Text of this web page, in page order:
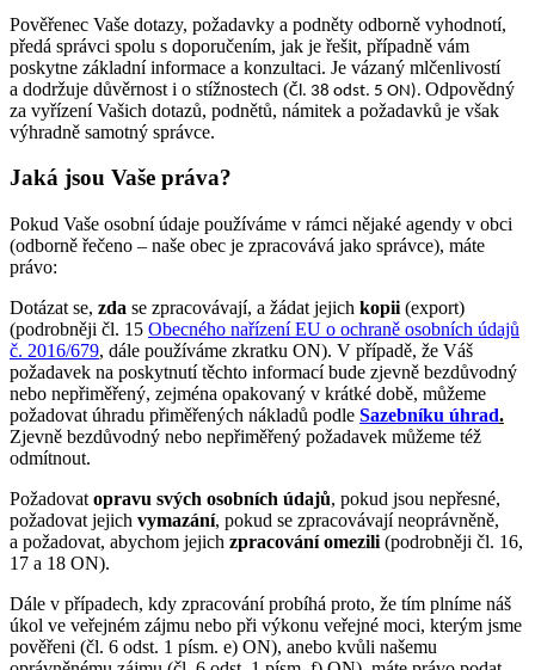
Pověřenec Vaše dotazy, požadavky a podněty odborně vyhodnotí,
předá správci spolu s doporučením, jak je řešit, případně vám
poskytne základní informace a konzultaci. Je vázaný mlčenlivostí
a dodržuje důvěrnost i o stížnostech (Čl. 38 odst. 5 ON). Odpovědný
za vyřízení Vašich dotazů, podnětů, námitek a požadavků je však
výhradně samotný správce.
Jaká jsou Vaše práva?
Pokud Vaše osobní údaje používáme v rámci nějaké agendy v obci
(odborně řečeno – naše obec je zpracovává jako správce), máte
právo:
Dotázat se, zda se zpracovávají, a žádat jejich kopii (export)
(podrobněji čl. 15 Obecného nařízení EU o ochraně osobních údajů
č. 2016/679, dále používáme zkratku ON). V případě, že Váš
požadavek na poskytnutí těchto informací bude zjevně bezdůvodný
nebo nepřiměřený, zejména opakovaný v krátké době, můžeme
požadovat úhradu přiměřených nákladů podle Sazebníku úhrad.
Zjevně bezdůvodný nebo nepřiměřený požadavek můžeme též
odmítnout.
Požadovat opravu svých osobních údajů, pokud jsou nepřesné,
požadovat jejich vymazání, pokud se zpracovávají neoprávněně,
a požadovat, abychom jejich zpracování omezili (podrobněji čl. 16,
17 a 18 ON).
Dále v případech, kdy zpracování probíhá proto, že tím plníme náš
úkol ve veřejném zájmu nebo při výkonu veřejné moci, kterým jsme
pověřeni (čl. 6 odst. 1 písm. e) ON), anebo kvůli našemu